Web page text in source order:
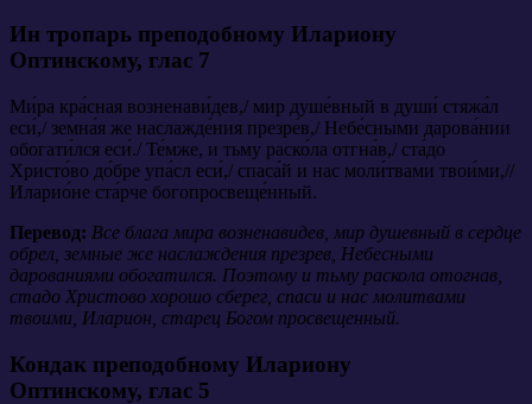
Ин тропарь преподобному Илариону
Оптинскому, глас 7
Ми́ра кра́сная возненави́дев,/ мир душе́вный в души́ стяжа́л
еси́,/ земна́я же наслажде́ния презре́в,/ Небе́сными дарова́нии
обогати́лся еси́./ Те́мже, и тьму раско́ла отгна́в,/ ста́до
Христо́во до́бре упа́сл еси́,/ спаса́й и нас моли́твами твои́ми,//
Иларио́не ста́рче богопросвеще́нный.
Перевод: Все блага мира возненавидев, мир душевный в сердце
обрел, земные же наслаждения презрев, Небесными
дарованиями обогатился. Поэтому и тьму раскола отогнав,
стадо Христово хорошо сберег, спаси и нас молитвами
твоими, Иларион, старец Богом просвещенный.
Кондак преподобному Илариону
Оптинскому, глас 5